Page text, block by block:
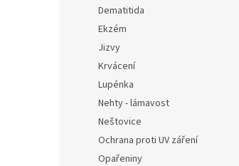
Dematitida
Ekzém
Jizvy
Krvácení
Lupénka
Nehty - lámavost
Neštovice
Ochrana proti UV záření
Opařeniny